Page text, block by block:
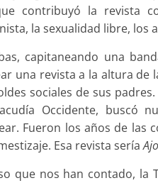
contribuyó la revista
la sexualidad libre, los
capitaneando una
una revista a la altura
sociales de sus
Occidente, buscó
Fueron los años de las
Esa revista sería
que nos han contado, la